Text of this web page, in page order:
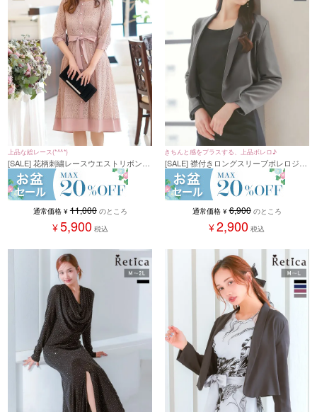
上品な総レース(*^^*)
[SALE] 花柄刺繍レースウエストリボン膝
丈スカートパーティードレス (Sサイズ～
3Lサイズ)
通常価格 ¥ 11,000 のところ
¥5,900 税込
きちんと感をプラスする、上品ボレロ♪
[SALE] 襟付きロングスリーブボレロジャ
ケット (Mサイズ/Lサイズ)
通常価格 ¥ 6,900 のところ
¥2,900 税込